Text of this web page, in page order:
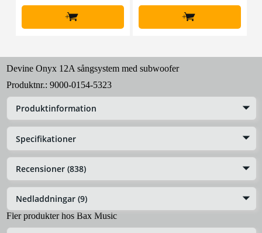
+ +
Devine Onyx 12A sångsystem med subwoofer
Produktnr.: 9000-0154-5323
Produktinformation
Specifikationer
Recensioner (838)
Nedladdningar (9)
Fler produkter hos Bax Music